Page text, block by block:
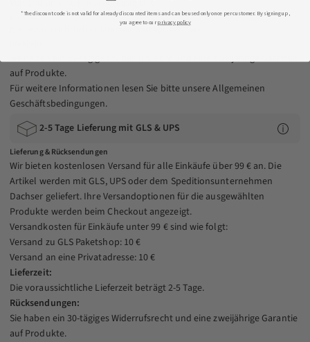
Lieferzeit:
Die voraussichtliche Lieferzeit beträgt 2-5 Tage.
auf Produkte.
Für weitere Informationen lesen Sie bitte unsereAllgemeinen
Geschäftsbedingungen.
2-5 Tage Lieferung mit GLS & UPS
Lieferung & Rücksendungen
Wir bieten kostenlosen Versand für alle Einkäufe über 99 € an. Die
Artikel werden mit GLS, UPS oder dem Speditionsunternehmen
Dachser geliefert. Ihre Versandoptionen für die ausgewählten
Produkte werden beim Checkout angezeigt.
Versandkosten für Einkäufe unter 99 € sind wie folgt:
Versand zu GLS Paketshop: 10 €
Versand an eine Privatadresse: 10 €
Lieferzeit:
Die voraussichtliche Lieferzeit beträgt 2-5 Tage.
Rücksendungen:
Sie haben ein 30-tägiges Widerrufsrecht und eine zweijährige Garantie
auf Produkte.
*The discount code is not valid for already discounted items and can be used only once per customer. By signing up,
you agree to ourprivacy policy